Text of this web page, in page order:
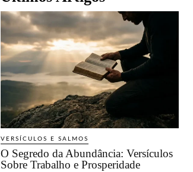
VERSÍCULOS E SALMOS
O Segredo da Abundância: Versículos
Sobre Trabalho e Prosperidade